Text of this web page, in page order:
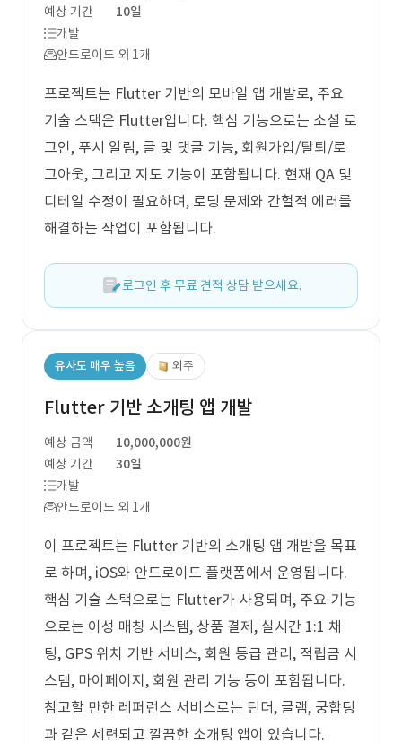
예상 기간
10일
개발
안드로이드 외 1개
프로젝트는 Flutter 기반의 모바일 앱 개발로, 주요
기술 스택은 Flutter입니다. 핵심 기능으로는 소셜 로
그인, 푸시 알림, 글 및 댓글 기능, 회원가입/탈퇴/로
그아웃, 그리고 지도 기능이 포함됩니다. 현재 QA 및
디테일 수정이 필요하며, 로딩 문제와 간헐적 에러를
해결하는 작업이 포함됩니다.
로그인 후 무료 견적 상담 받으세요.
유사도 매우 높음 외주
Flutter 기반 소개팅 앱 개발
예상 금액
10,000,000원
예상 기간
30일
개발
안드로이드 외 1개
이 프로젝트는 Flutter 기반의 소개팅 앱 개발을 목표
로 하며, iOS와 안드로이드 플랫폼에서 운영됩니다.
핵심 기술 스택으로는 Flutter가 사용되며, 주요 기능
으로는 이성 매칭 시스템, 상품 결제, 실시간 1:1 채
팅, GPS 위치 기반 서비스, 회원 등급 관리, 적립금 시
스템, 마이페이지, 회원 관리 기능 등이 포함됩니다.
참고할 만한 레퍼런스 서비스로는 틴더, 글램, 궁합팅
과 같은 세련되고 깔끔한 소개팅 앱이 있습니다.